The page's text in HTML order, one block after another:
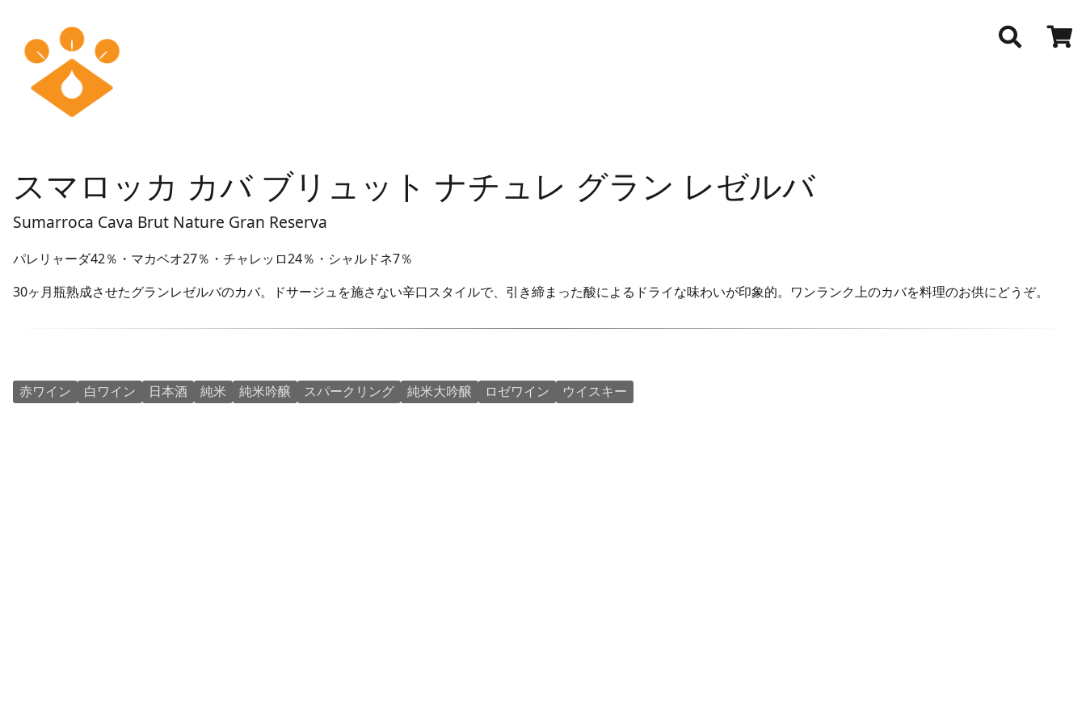
スマロッカ カバ ブリュット ナチュレ グラン レゼルバ
Sumarroca Cava Brut Nature Gran Reserva
パレリャーダ42％・マカベオ27％・チャレッロ24％・シャルドネ7％
30ヶ月瓶熟成させたグランレゼルバのカバ。ドサージュを施さない辛口スタイルで、引き締まった酸によるドライな味わいが印象的。ワンランク上のカバを料理のお供にどうぞ。
赤ワイン 白ワイン 日本酒 純米 純米吟醸 スパークリング 純米大吟醸 ロゼワイン ウイスキー